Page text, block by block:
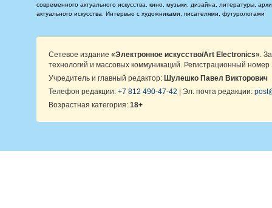
современного актуального искусства, кино, музыки, дизайна, литературы,
актуального искусства. Интервью с художниками, писателями, футурологами
Сетевое издание «Электронное искусство/Art Electronics» .
технологий и массовых коммуникаций. Регистрационный
Учредитель и главный редактор: Шулешко Павел Викторович
Телефон редакции: +7 812 490-47-42 | Эл. почта редакции:
Возрастная категория: 18+